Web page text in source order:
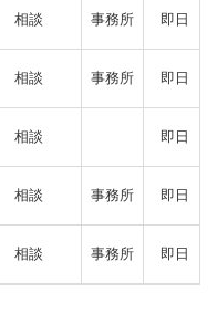
相談 事務所 即日
相談 事務所 即日
相談 即日
相談 事務所 即日
相談 事務所 即日